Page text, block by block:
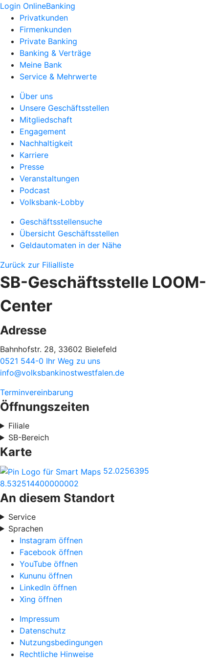
Login OnlineBanking
Privatkunden
Firmenkunden
Private Banking
Banking & Verträge
Meine Bank
Service & Mehrwerte
Über uns
Unsere Geschäftsstellen
Mitgliedschaft
Engagement
Nachhaltigkeit
Karriere
Presse
Veranstaltungen
Podcast
Volksbank-Lobby
Geschäftsstellensuche
Übersicht Geschäftsstellen
Geldautomaten in der Nähe
Zurück zur Filialliste
SB-Geschäftsstelle LOOM-
Center
Adresse
Bahnhofstr. 28, 33602 Bielefeld
0521 544-0 Ihr Weg zu uns
info@volksbankinostwestfalen.de
Terminvereinbarung
Öffnungszeiten
Filiale
SB-Bereich
Karte
52.0256395
8.532514400000002
An diesem Standort
Service
Sprachen
Instagram öffnen
Facebook öffnen
YouTube öffnen
Kununu öffnen
LinkedIn öffnen
Xing öffnen
Impressum
Datenschutz
Nutzungsbedingungen
Rechtliche Hinweise